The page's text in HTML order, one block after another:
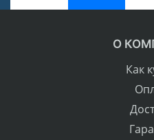
О
Как